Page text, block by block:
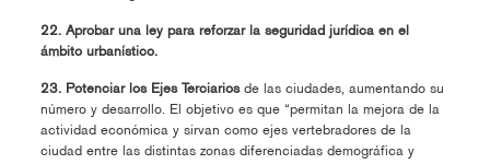
22. Aprobar una ley para reforzar la seguridad jurídica en el
ámbito urbanístico.
23. Potenciar los Ejes Terciarios de las ciudades, aumentando su
número y desarrollo. El objetivo es que “permitan la mejora de la
actividad económica y sirvan como ejes vertebradores de la
ciudad entre las distintas zonas diferenciadas demográfica y